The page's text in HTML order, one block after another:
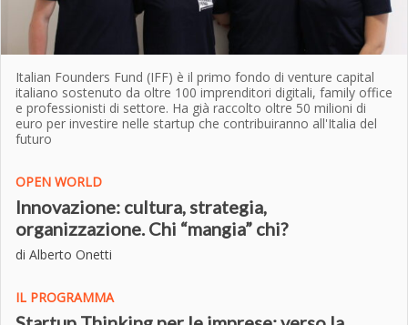
Italian Founders Fund (IFF) è il primo fondo di venture capital
italiano sostenuto da oltre 100 imprenditori digitali, family office
e professionisti di settore. Ha già raccolto oltre 50 milioni di
euro per investire nelle startup che contribuiranno all'Italia del
futuro
OPEN WORLD
Innovazione: cultura, strategia,
organizzazione. Chi “mangia” chi?
di Alberto Onetti
IL PROGRAMMA